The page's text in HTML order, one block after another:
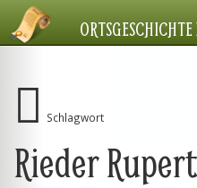
Schlagwort
Rieder Rupert